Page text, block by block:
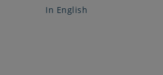
In English